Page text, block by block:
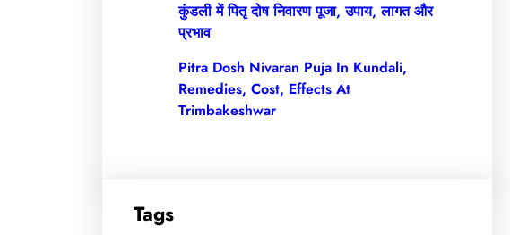
कुंडली में पितृ दोष निवारण पूजा, उपाय, लागत और
प्रभाव
Pitra Dosh Nivaran Puja In Kundali,
Remedies, Cost, Effects At
Trimbakeshwar
Tags